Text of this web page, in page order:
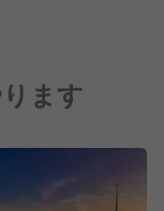
になってきます。
研修を実施してい
よな…」と不安に思
。
。
られないことだと
ます